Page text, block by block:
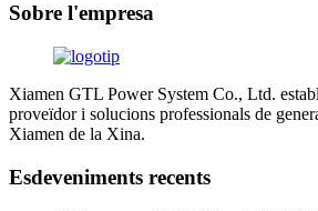
Sobre l'empresa
Xiamen GTL Power System Co., Ltd.
proveïdor i solucions professionals de
Xiamen de la Xina.
Esdeveniments recents